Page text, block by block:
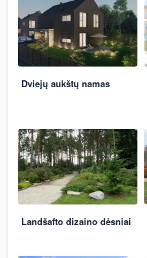
Dviejų aukštų namas
Landšafto dizaino dėsniai